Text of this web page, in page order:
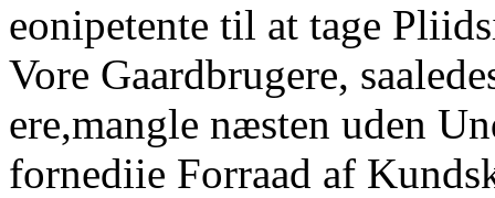
eonipetente til at tage
Vore Gaardbrugere,
ere,mangle næsten uden
fornediie Forraad af